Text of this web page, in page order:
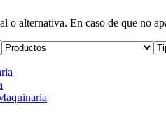
o alternativa. En caso de que no